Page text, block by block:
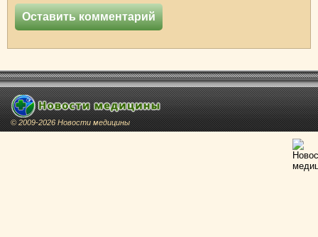
© 2009-2026 Новости медицины